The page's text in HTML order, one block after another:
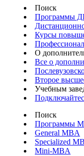
Поиск
Программы
Курсы
О
Все о
Второе
Учебным
Поиск
Программы
General MBA
Specialized
Mini-MBA